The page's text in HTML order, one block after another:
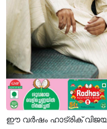
ഈ വർഷം ഹാട്രിക്